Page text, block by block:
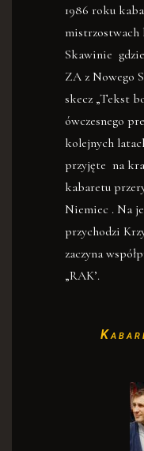
1986 roku
mistrzostwach
Skawinie
ZA z Nowego
skecz „Tekst
ówczesnego
kolejnych
przyjęte na
kabaretu
Niemiec . Na
przychodzi
zaczyna
„RAK’.